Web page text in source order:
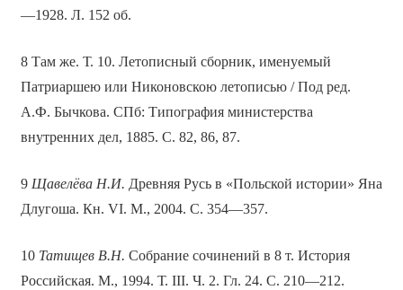
—1928. Л. 152 об.
8 Там же. Т. 10. Летописный сборник, именуемый
Патриаршею или Никоновскою летописью / Под ред.
А.Ф. Бычкова. СПб: Типография министерства
внутренних дел, 1885. С. 82, 86, 87.
9 Щавелёва Н.И. Древняя Русь в «Польской истории» Яна
Длугоша. Кн. VI. М., 2004. С. 354—357.
10 Татищев В.Н. Собрание сочинений в 8 т. История
Российская. М., 1994. Т. III. Ч. 2. Гл. 24. С. 210—212.